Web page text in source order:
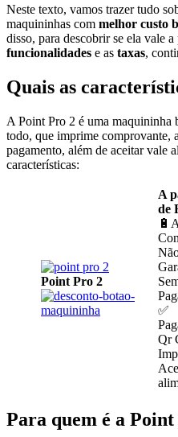
Neste texto, vamos trazer tudo
maquininhas com melhor custo
disso, para descobrir se ela vale
funcionalidades e as taxas,
Quais as
A Point Pro 2 é uma maquininha
todo, que imprime comprovante,
pagamento, além de aceitar vale
características:
Point Pro 2
A
de
✅
Qr
Para quem é a